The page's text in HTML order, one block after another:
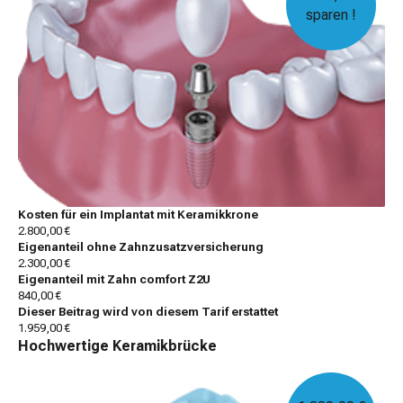
sparen !
Kosten für ein Implantat mit Keramikkrone
2.800,00 €
Eigenanteil ohne Zahnzusatzversicherung
2.300,00 €
Eigenanteil mit Zahn comfort Z2U
840,00 €
Dieser Beitrag wird von diesem Tarif erstattet
1.959,00 €
Hochwertige Keramikbrücke